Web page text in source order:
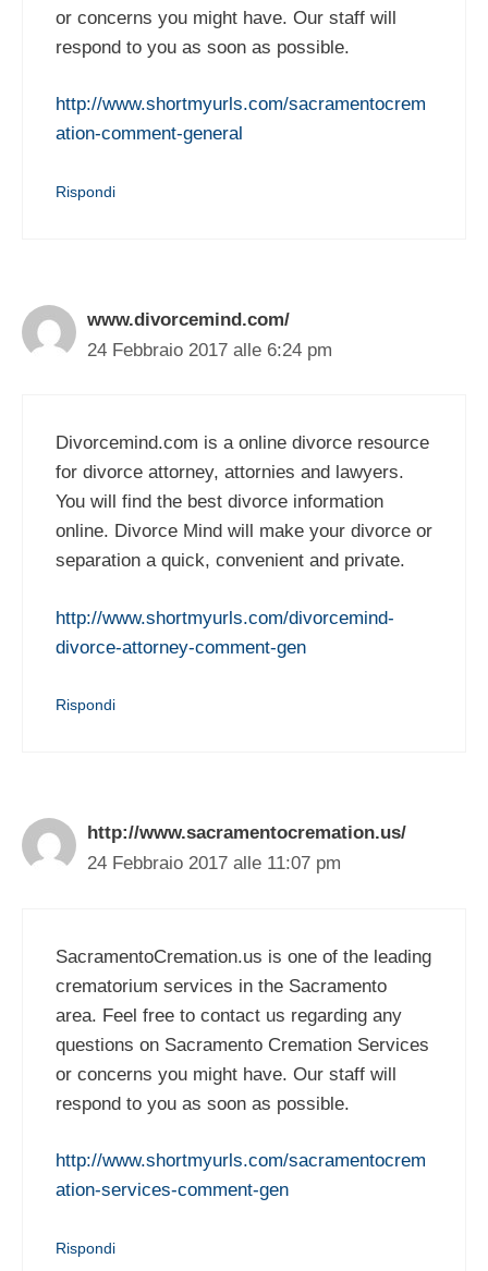
or concerns you might have. Our staff will
respond to you as soon as possible.
http://www.shortmyurls.com/sacramentocrem
ation-comment-general
Rispondi
www.divorcemind.com/
24 Febbraio 2017 alle 6:24 pm
Divorcemind.com is a online divorce resource
for divorce attorney, attornies and lawyers.
You will find the best divorce information
online. Divorce Mind will make your divorce or
separation a quick, convenient and private.
http://www.shortmyurls.com/divorcemind-
divorce-attorney-comment-gen
Rispondi
http://www.sacramentocremation.us/
24 Febbraio 2017 alle 11:07 pm
SacramentoCremation.us is one of the leading
crematorium services in the Sacramento
area. Feel free to contact us regarding any
questions on Sacramento Cremation Services
or concerns you might have. Our staff will
respond to you as soon as possible.
http://www.shortmyurls.com/sacramentocrem
ation-services-comment-gen
Rispondi